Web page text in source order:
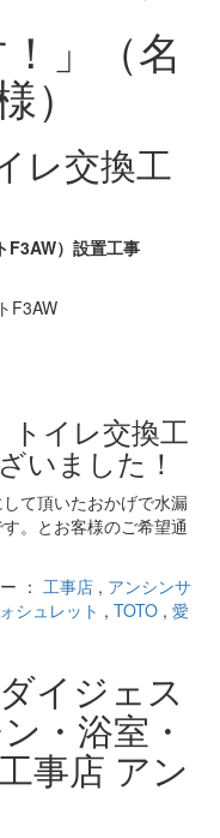
」（名
）
レ交換工
）設置工事
F3AW
トイレ交換工
いました！
て頂いたおかげで水漏
。とお客様のご希望通
： 工事店 , アンシンサ
シュレット , TOTO , 愛
イジェス
・浴室・
事店 アン